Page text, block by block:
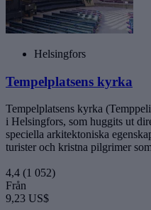
Helsingfors
Tempelplatsens kyrka
Tempelplatsens kyrka
i Helsingfors, som huggits ut
speciella arkitektoniska
turister och kristna pilgrimer
4,4 (1 052)
Från
9,23 US$